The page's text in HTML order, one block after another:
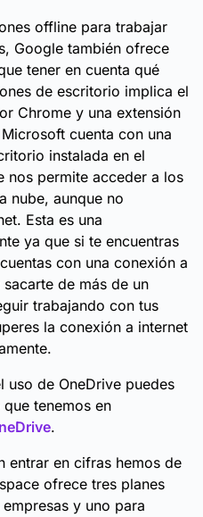
offline para trabajar
Google también ofrece
tener en cuenta qué
de escritorio implica el
Chrome y una extensión
cuenta con una
instalada en el
nos permite acceder a los
nube, aunque no
Esta es una
ya que si te encuentras
con una conexión a
de más de un
trabajando con tus
la conexión a internet
uso de OneDrive puedes
tenemos en
.
entrar en cifras hemos de
ofrece tres planes
y uno para